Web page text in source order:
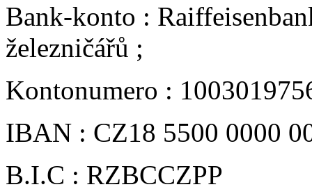
Bank-konto :
železničářů ;
Kontonumero :
IBAN : CZ18 5500 0000
B.I.C : RZBCCZPP